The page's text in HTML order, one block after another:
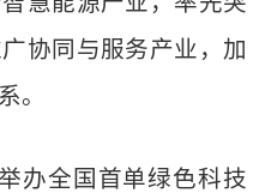
协同与服务产业，加
。
办全国首单绿色科技